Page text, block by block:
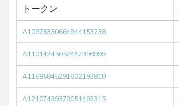
トークン
A10978330664944153238
A11014245052447396999
A11685845291602193810
A12107439379051492315